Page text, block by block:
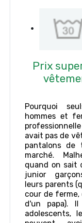
Prix
Pourquoi
hommes et
avait pas de
pantalons
marché.
quand on sait
junior
leurs parents
cour de ferme,
d'un papa).
adolescents,